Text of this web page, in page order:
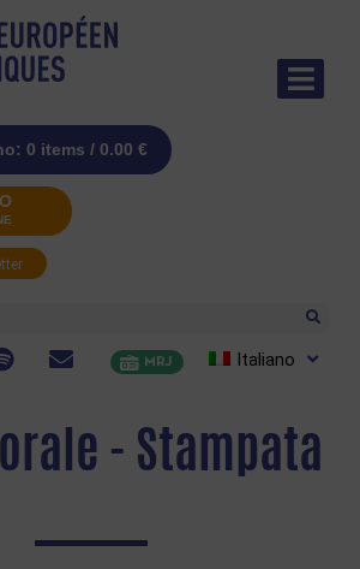
0 items / 0.00 €
MRJ Italiano
- Stampata